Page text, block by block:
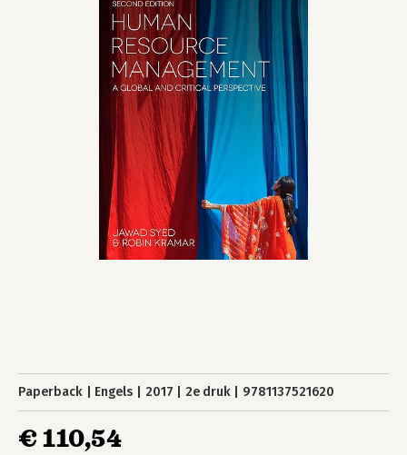
Paperback Engels 2017 2e druk 9781137521620
€ 110,54